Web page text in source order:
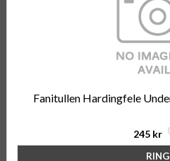
Fanitullen Hardingfele
245 kr